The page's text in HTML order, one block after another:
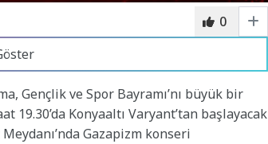
0
Gençlik ve Spor Bayramı’nı büyük bir
19.30’da Konyaaltı Varyant’tan başlayacak
Gazapizm konseri